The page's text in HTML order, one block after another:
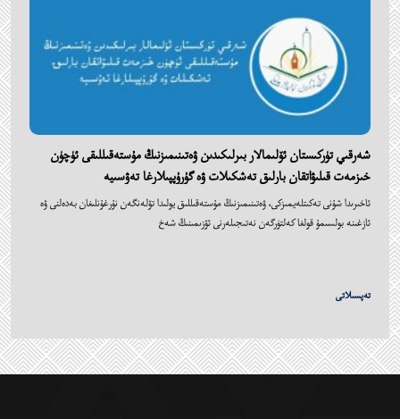
شەرقىي تۈركىستان ئۆلىمالار بىرلىكىدىن ‎ۋەتىنىمىزنىڭ مۇستەقىللىقى ئۈچۈن
خىزمەت قىلىۋاتقان بارلىق تەشكىلات ۋە گۇرۇپپىلارغا تەۋسىيە
ئاخىرىدا شۇنى تەكىتلەيمىزكى، ۋەتىنىمىزنىڭ مۇستەقىللىق يولىدا تۆلەنگەن نۇرغۇنلىغان بەدەلنى ۋە
ئازغىنە بولسىمۇ قولغا كەلتۈرگەن نەتىجىلەرنى ئۆزىمىنىڭ شەخ
تەپسىلاتى